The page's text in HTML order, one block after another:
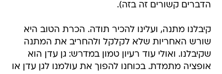
הדברים קשורים זה בזה).
קיבלנו מתנה, ועלינו להכיר תודה. הכרת הטוב היא
שורש האחריות שלא לקלקל ולהחריב את המתנה
שקיבלנו. ואולי עוד רעיון טמון במדרש: גן עדן הוא
אופציה מתמדת. בכוחנו להפוך את עולמנו לגן עדן או